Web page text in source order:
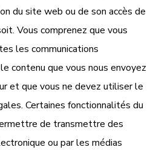
du site web ou de son accès de
Vous comprenez que vous
les communications
contenu que vous nous envoyez
et que vous ne devez utiliser le
Certaines fonctionnalités du
de transmettre des
ou par les médias